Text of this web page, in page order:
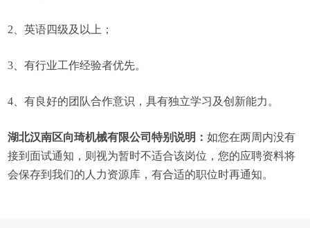
2、英语四级及以上；
3、有行业工作经验者优先。
4、有良好的团队合作意识，具有独立学习及创新能力。
湖北汉南区向琦机械有限公司特别说明：如您在两周内没有
接到面试通知，则视为暂时不适合该岗位，您的应聘资料将
会保存到我们的人力资源库，有合适的职位时再通知。